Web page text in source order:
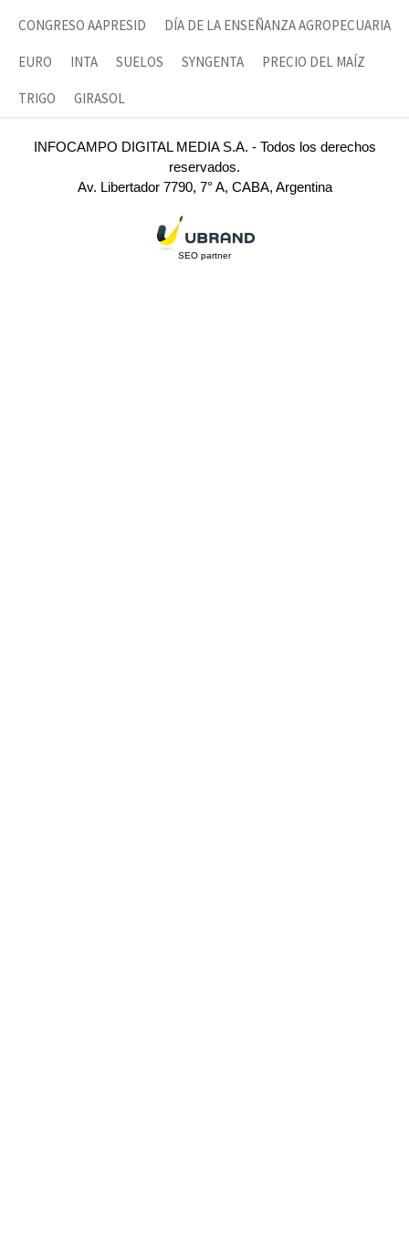
CONGRESO AAPRESID DÍA DE LA ENSEÑANZA AGROPECUARIA
EURO INTA SUELOS SYNGENTA PRECIO DEL MAÍZ
TRIGO GIRASOL
INFOCAMPO DIGITAL MEDIA S.A. - Todos los derechos
reservados.
Av. Libertador 7790, 7° A, CABA, Argentina
SEO partner